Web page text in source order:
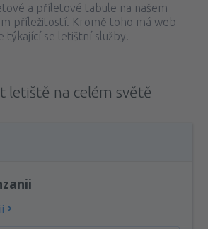
a příletové tabule na našem
příležitostí. Kromě toho má web
týkající se letištní služby.
letiště na celém světě